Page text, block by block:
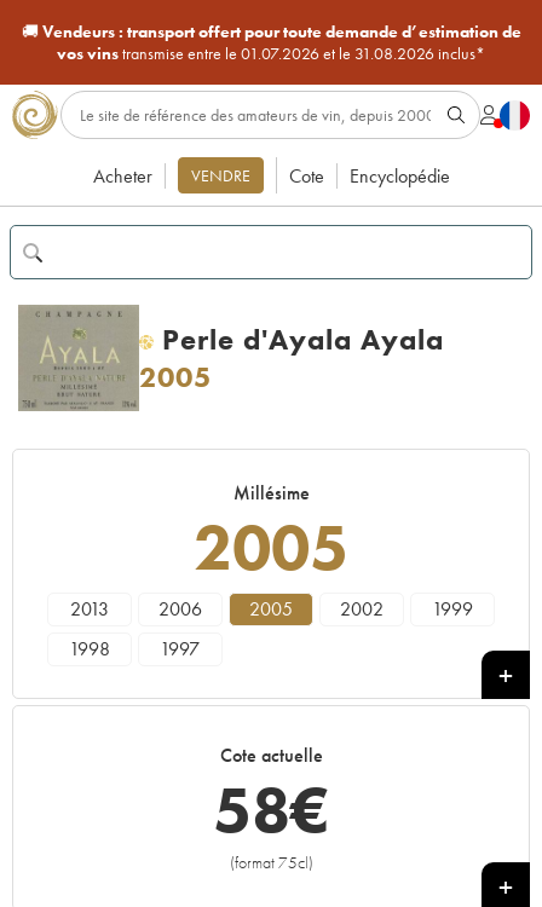
🚚Vendeurs : transport offert pour toute demande d’estimation de
vos vinstransmise entre le 01.07.2026 et le 31.08.2026 inclus*
Acheter VENDRE Cote Encyclopédie
H
Perle d'Ayala Ayala
2005
Millésime
2005
2013 2006 2005 2002
1999
1998
1997
Cote actuelle
58€
(format 75cl)
+